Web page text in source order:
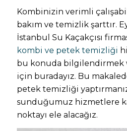
Kombinizin verimli
bakım ve temizlik şarttır.
İstanbul Su Kaçakçısı
kombi ve petek temizliği
bu konuda bilgilendirmek
için buradayız. Bu
petek temizliği
sunduğumuz hizmetlere
noktayı ele alacağız.